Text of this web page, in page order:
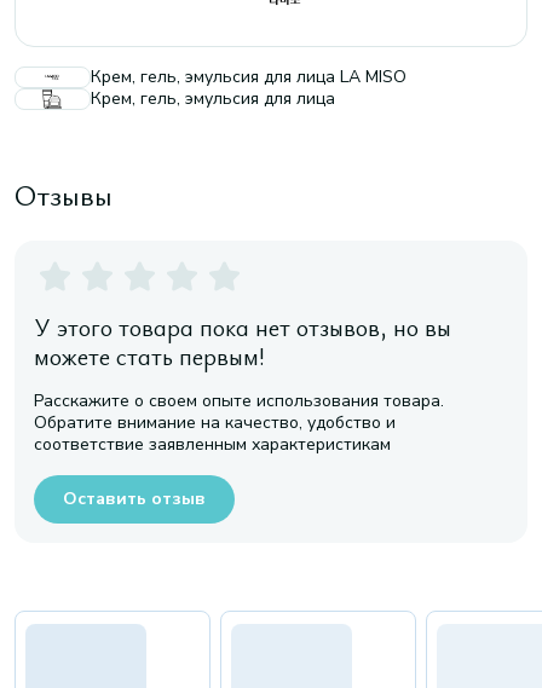
Крем, гель, эмульсия для лица LA MISO
Крем, гель, эмульсия для лица
Отзывы
У этого товара пока нет отзывов, но вы
можете стать первым!
Расскажите о своем опыте использования товара.
Обратите внимание на качество, удобство и
соответствие заявленным характеристикам
Оставить отзыв